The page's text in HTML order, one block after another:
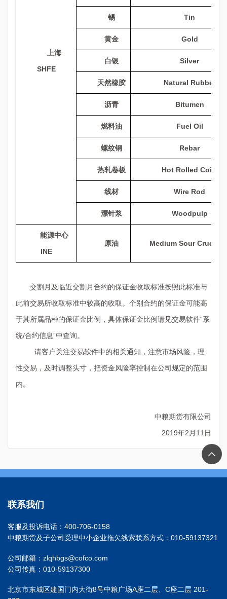
上海
SHFE
锡 Tin
黄金 Gold
白银 Silver
天然橡胶 Natural Rubber
沥青 Bitumen
燃料油 Fuel Oil
螺纹钢 Rebar
热轧卷板 Hot Rolled Coils
线材 Wire Rod
漂针浆 Woodpulp
能源中心
INE
原油 Medium Sour Crude
交割月及临近交割月合约的保证金收取标准按照此标准与
此前交易所收取标准中较高的收取。个别合约的保证金可能高
于其所属品种的保证金比例，具体保证金比例请见交易软件“系
统/合约信息”中查询。
请客户关注交易软件中的相关通知，注意市场风险，理
性交易，及时调整头寸，把资金风险率控制在公司规定的范围
内。
中粮期货有限公司
2019年2 月 11 日
联系我们
客服及投诉电话：400-706-0158
中粮期货及子公司受理中小企业拖欠线索联系方式：010-59137321
公司邮箱：zlqhbgs@cofco.com
公司传真：010-59137300
北京市东城区建国门内大街8号中粮广场A座二层、C座二层 201-